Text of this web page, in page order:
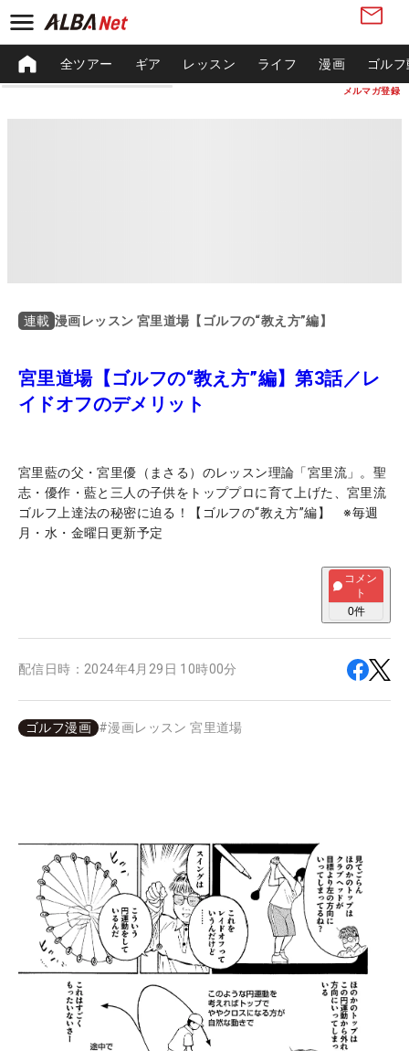
メルマガ登録
全ツアー ギア レッスン ライフ 漫画 ゴル
連載 漫画レッスン 宮里道場【ゴルフの“教え方”編】
宮里道場【ゴルフの“教え方”編】第3話／レ
イドオフのデメリット
宮里藍の父・宮里優（まさる）のレッスン理論「宮里流」。聖
志・優作・藍と三人の子供をトッププロに育て上げた、宮里流
ゴルフ上達法の秘密に迫る！【ゴルフの“教え方”編】 ※毎週
月・水・金曜日更新予定
コメン
ト
0件
配信日時： 2024年4月29日 10時00分
ゴルフ漫画 #漫画レッスン 宮里道場